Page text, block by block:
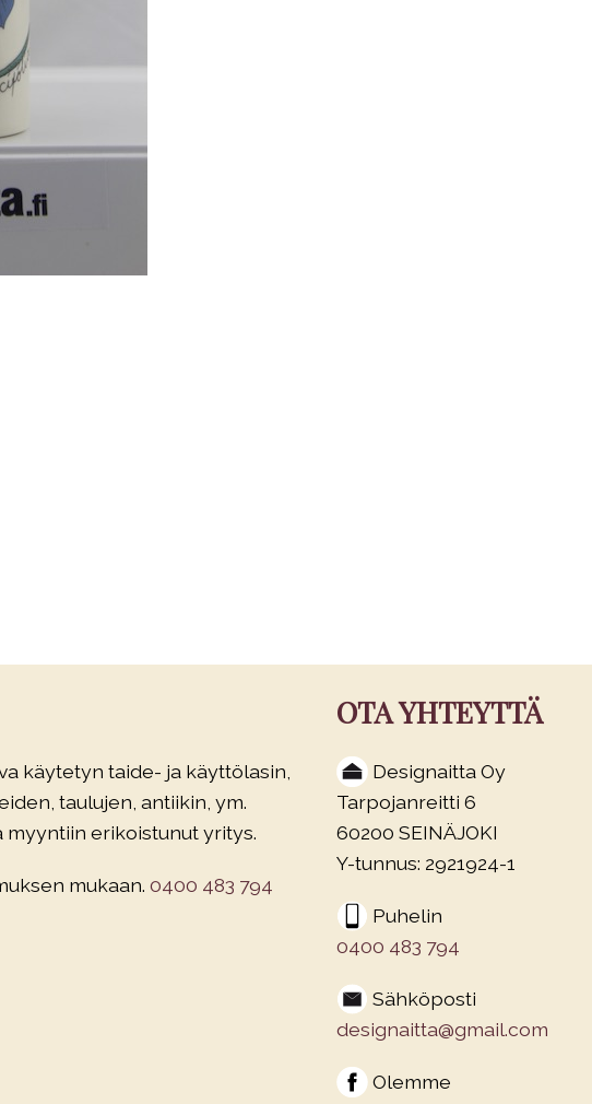
käytetyn taide- ja käyttölasin,
taulujen, antiikin, ym.
erikoistunut yritys.
mukaan. 0400 483 794
OTA YHTEYTTÄ
Designaitta Oy
Tarpojanreitti 6
60200 SEINÄJOKI
Y-tunnus: 2921924-1
Puhelin
0400 483 794
Sähköposti
designaitta@gmail.com
Olemme